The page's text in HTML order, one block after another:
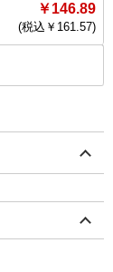
￥146.89
(税込￥ 161.57)